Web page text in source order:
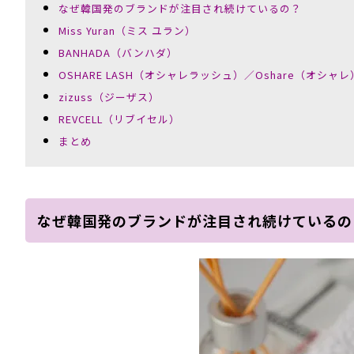
なぜ韓国発のブランドが注目され続けているの？
Miss Yuran（ミス ユラン）
BANHADA（バンハダ）
OSHARE LASH（オシャレラッシュ）／Oshare（オシャレ
zizuss（ジーザス）
REVCELL（リブイセル）
まとめ
なぜ韓国発のブランドが注目され続けている